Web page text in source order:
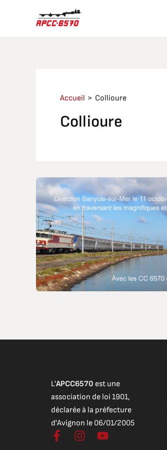
Accueil Collioure
Collioure
L'APCC6570 est une
association de loi 1901,
déclarée à la préfecture
d'Avignon le 06/01/2005
F
I
Y